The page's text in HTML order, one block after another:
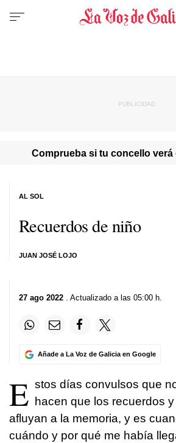
Comprueba si tu concello verá
Recuerdos de niño
JUAN JOSÉ LOJO
AL SOL
27 ago 2022 . Actualizado a las 05:00 h.
Añade a La Voz de Galicia en Google
E stos días convulsos que
hacen que los recuerdos
afluyan a la memoria, y es
cuándo y por qué me había